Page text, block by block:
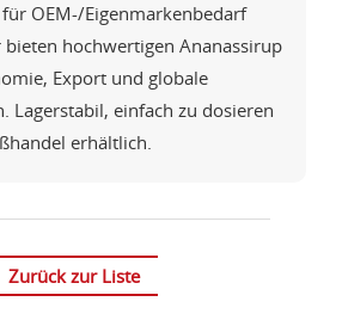
OEM-/Eigenmarkenbedarf
bieten hochwertigen Ananassirup
Export und globale
Lagerstabil, einfach zu dosieren
erhältlich.
Zurück zur Liste